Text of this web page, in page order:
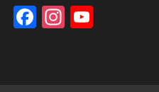
Facebook
Instagram